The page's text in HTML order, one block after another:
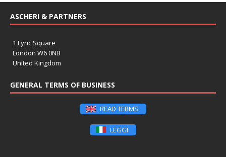
ASCHERI & PARTNERS
1 Lyric Square
London W6 0NB
United Kingdom
GENERAL TERMS OF BUSINESS
READ TERMS
LEGGI